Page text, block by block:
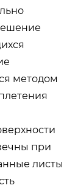
методом
при
листы